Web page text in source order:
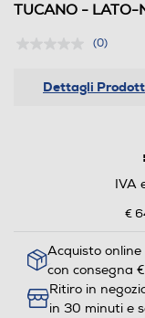
TUCANO - LATO-
(0)
Dettagli
IVA
€
Acquisto online
con consegna
Ritiro in
in 30 minuti e